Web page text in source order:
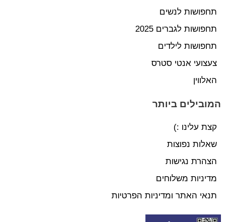
תחפושות לנשים
תחפושות לגברים 2025
תחפושות לילדים
צעצועי אנטי סטרס
האלווין
המובילים ביותר
קצת עלינו :)
שאלות נפוצות
הצהרת נגישות
מדיניות משלוחים
תנאי האתר ומדיניות הפרטיות